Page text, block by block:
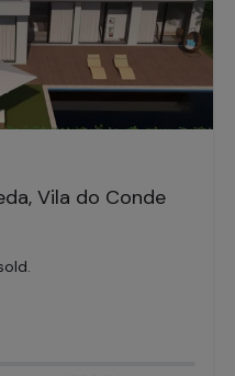
Vila do Conde